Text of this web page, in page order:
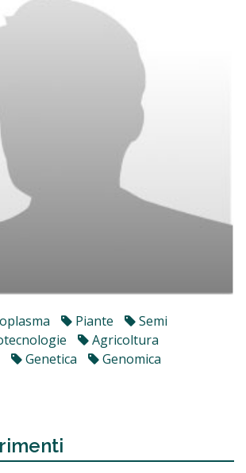
Piante
Semi
Agricoltura
Genetica Genomica